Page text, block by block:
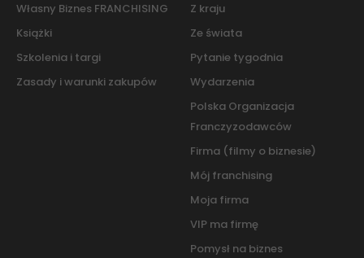
Własny Biznes FRANCHISING
Książki
Szkolenia i targi
Zasady i warunki zakupów
Z kraju
Ze świata
Pytanie tygodnia
Wydarzenia
Polska Organizacja
Franczyzodawców
Firma (filmy o biznesie)
Mój franchising
Moja firma
VIP ma firmę
Pomysł na biznes